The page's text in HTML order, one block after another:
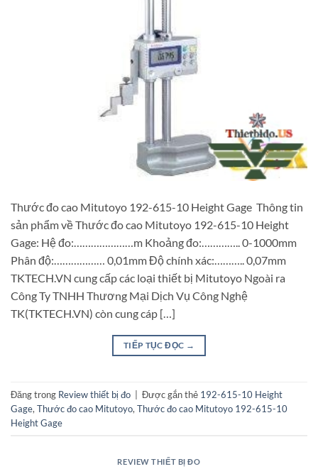
Thước đo cao Mitutoyo 192-615-10 Height Gage Thông tin
sản phẩm về Thước đo cao Mitutoyo 192-615-10 Height
Gage: Hệ đo:…………………m Khoảng đo:………….. 0-1000mm
Phân độ:……………… 0,01mm Độ chính xác:……….. 0,07mm
TKTECH.VN cung cấp các loại thiết bị Mitutoyo Ngoài ra
Công Ty TNHH Thương Mại Dịch Vụ Công Nghệ
TK(TKTECH.VN) còn cung cáp […]
TIẾP TỤC ĐỌC →
Đăng trong Review thiết bị đo Được gắn thẻ 192-615-10 Height
Gage, Thước đo cao Mitutoyo, Thước đo cao Mitutoyo 192-615-10
Height Gage
REVIEW THIẾT BỊ ĐO